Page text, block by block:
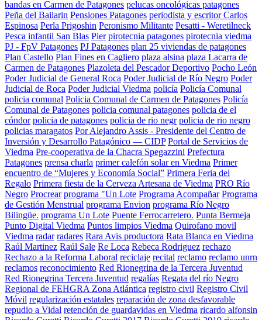
bandas en Carmen de Patagones pelucas oncológicas patagones
Peña del Bailarin Pensiones Patagones periodista y escritor Carlos
Espinosa Perla Prigoshin Peronismo Militante Pesatti - Weretilneck
Pesca infantil San Blas Pier pirotecnia patagones pirotecnia viedma
PJ - FpV Patagones PJ Patagones plan 25 viviendas de patagones
Plan Castello Plan Fines en Cagliero plaza alsina plaza Lacarra de
Carmen de Patagones Plazoleta del Pescador Deportivo Pocho León
Poder Judicial de General Roca Poder Judicial de Río Negro Poder
Judicial de Roca Poder Judicial Viedma policía Policía Comunal
policia comunal Policia Comunal de Carmen de Patagones Policía
Comunal de Patagones policia comunal patagones policia de el
cóndor policia de patagones policia de rio negr policia de rio negro
policias maragatos Por Alejandro Assis - Presidente del Centro de
Inversión y Desarrollo Patagónico — CIDP Portal de Servicios de
Viedma Pre-cooperativa de la Chacra Spegazzini Prefectura
Patagones prensa charla primer calefón solar en Viedma Primer
encuentro de “Mujeres y Economía Social” Primera Feria del
Regalo Primera fiesta de la Cerveza Artesana de Viedma PRO Río
Negro Procrear programa "Un Lote Programa Acompañar Programa
de Gestión Menstrual programa Envion programa Río Negro
Bilingüe. programa Un Lote Puente Ferrocarretero. Punta Bermeja
Punto Digital Viedma Puntos limpios Viedma Quirofano movil
Viedma radar radares Rara Avis productora Rata Blanca en Viedma
Raúl Martinez Raúl Sale Re Loca Rebeca Rodriguez rechazo
Rechazo a la Reforma Laboral reciclaje recital reclamo reclamo unrn
reclamos reconocimiento Red Rionegrina de la Tercera Juventud
Red Rionegrina Tercera Juventud regalías Regata del río Negro
Regional de FEHGRA Zona Atlántica registro civil Registro Civil
Móvil regularización estatales reparación de zona desfavorable
repudio a Vidal retención de guardavidas en Viedma ricardo alfonsin